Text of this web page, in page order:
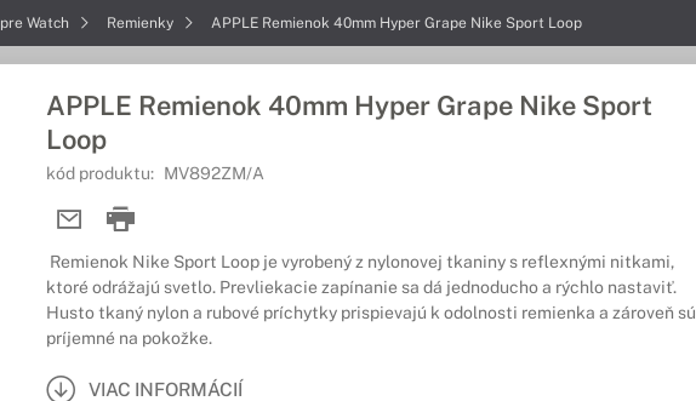
pre Watch Remienky APPLE Remienok 40mm Hyper Grape Nike Sport Loop
APPLE Remienok 40mm Hyper Grape Nike Sport
Loop
kód produktu: MV892ZM/A
Remienok Nike Sport Loop je vyrobený z nylonovej tkaniny s reflexnými nitkami,
ktoré odrážajú svetlo. Prevliekacie zapínanie sa dá jednoducho a rýchlo nastaviť.
Husto tkaný nylon a rubové príchytky prispievajú k odolnosti remienka a zároveň sú
príjemné na pokožke.
VIAC INFORMÁCIÍ